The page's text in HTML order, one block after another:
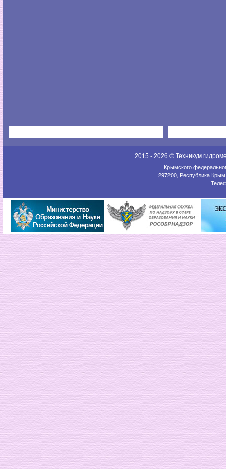
2015 - 2026 © Техникум
Крымского
297200, Республика